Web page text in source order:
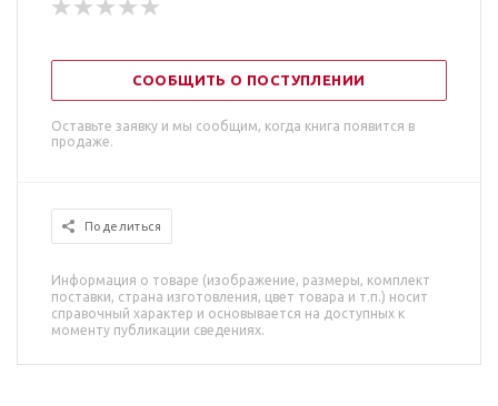
СООБЩИТЬ О ПОСТУПЛЕНИИ
Оставьте заявку и мы сообщим, когда книга появится в
продаже.
Поделиться
Информация о товаре (изображение, размеры, комплект
поставки, страна изготовления, цвет товара и т.п.) носит
справочный характер и основывается на доступных к
моменту публикации сведениях.